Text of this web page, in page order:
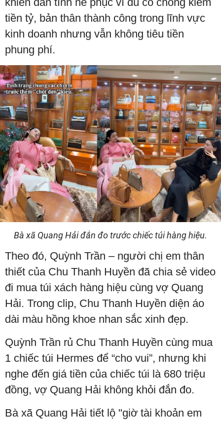
tiền tỷ, bản thân thành công trong lĩnh vực
kinh doanh nhưng vẫn không tiêu tiền
phung phí.
Bà xã Quang Hải đắn đo trước chiếc túi hàng hiệu.
Theo đó, Quỳnh Trần – người chị em thân
thiết của Chu Thanh Huyền đã chia sẻ video
đi mua túi xách hàng hiệu cùng vợ Quang
Hải. Trong clip, Chu Thanh Huyền diện áo
dài màu hồng khoe nhan sắc xinh đẹp.
Quỳnh Trần rủ Chu Thanh Huyền cùng mua
1 chiếc túi Hermes để “cho vui”, nhưng khi
nghe đến giá tiền của chiếc túi là 680 triệu
đồng, vợ Quang Hải không khỏi đắn đo.
Bà xã Quang Hải tiết lộ "giờ tài khoản em